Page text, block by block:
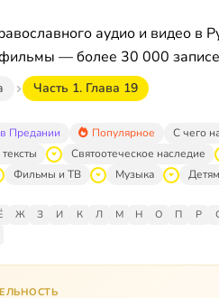
аудио и видео в
— более 30 000
Часть 1. Глава 19
Предании Популярное С чего
Святоотеческое наследие
Фильмы и ТВ Музыка Детям
Ж З И К Л М Н О П Р